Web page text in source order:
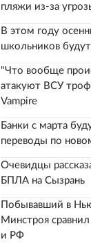
пляжи из-за
В этом году
школьников
"Что вообще
атакуют ВСУ
Vampire
Банки с марта
переводы по
Очевидцы
БПЛА на Сызрань
Побывавший в
Минстроя
и РФ